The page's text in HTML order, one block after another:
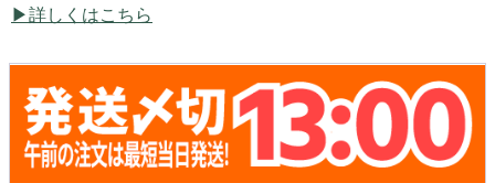
詳しくはこちら